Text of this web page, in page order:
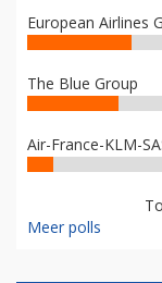
European Airlines
The Blue Group
Air-France-KLM-
Meer polls